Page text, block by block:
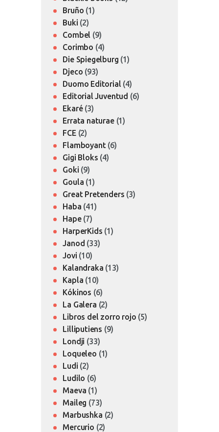
Bruño (1)
Buki (2)
Combel (9)
Corimbo (4)
Die Spiegelburg (1)
Djeco (93)
Duomo Editorial (4)
Editorial Juventud (6)
Ekaré (3)
Errata naturae (1)
FCE (2)
Flamboyant (6)
Gigi Bloks (4)
Goki (9)
Goula (1)
Great Pretenders (3)
Haba (41)
Hape (7)
HarperKids (1)
Janod (33)
Jovi (10)
Kalandraka (13)
Kapla (10)
Kókinos (6)
La Galera (2)
Libros del zorro rojo (5)
Lilliputiens (9)
Londji (33)
Loqueleo (1)
Ludi (2)
Ludilo (6)
Maeva (1)
Maileg (73)
Marbushka (2)
Mercurio (2)